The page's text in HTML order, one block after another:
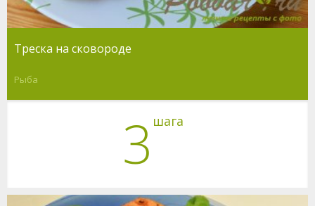
Треска на сковороде
Рыба
3 шага